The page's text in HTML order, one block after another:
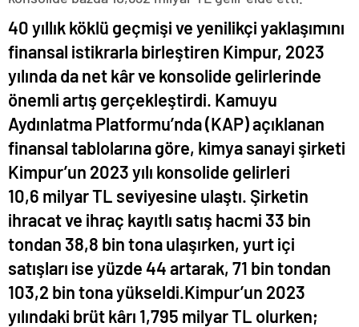
40 yıllık köklü geçmişi ve yenilikçi yaklaşımını
finansal istikrarla birleştiren Kimpur, 2023
yılında da net kâr ve konsolide gelirlerinde
önemli artış gerçekleştirdi. Kamuyu
Aydınlatma Platformu’nda (KAP) açıklanan
finansal tablolarına göre, kimya sanayi şirketi
Kimpur’un 2023 yılı konsolide gelirleri
10,6 milyar TL seviyesine ulaştı. Şirketin
ihracat ve ihraç kayıtlı satış hacmi 33 bin
tondan 38,8 bin tona ulaşırken, yurt içi
satışları ise yüzde 44 artarak, 71 bin tondan
103,2 bin tona yükseldi.Kimpur’un 2023
yılındaki brüt kârı 1,795 milyar TL olurken;